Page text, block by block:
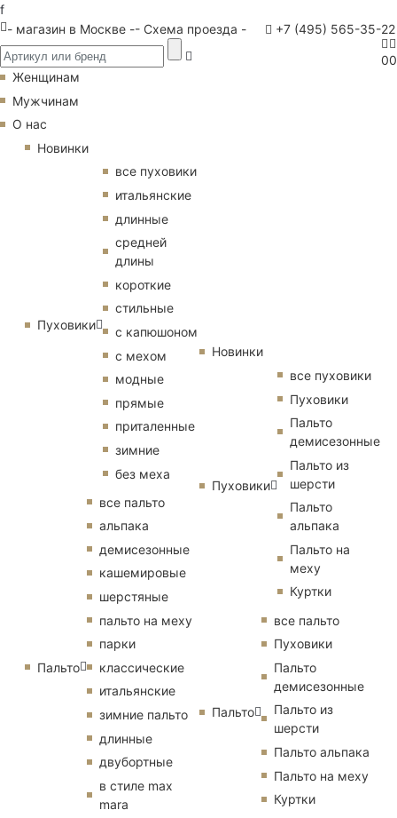
f
- магазин в Москве -- Схема проезда - +7 (495) 565-35-22
00
Женщинам
Мужчинам
О нас
Новинки
Пуховики
все пуховики
итальянские
длинные
средней
длины
короткие
стильные
с капюшоном
с мехом
модные
прямые
приталенные
зимние
без меха
Пальто
все пальто
альпака
демисезонные
кашемировые
шерстяные
пальто на меху
парки
классические
итальянские
зимние пальто
длинные
двубортные
в стиле max
mara
Новинки
Пуховики
все пуховики
Пуховики
Пальто
демисезонные
Пальто из
шерсти
Пальто
альпака
Пальто на
меху
Куртки
Пальто
все пальто
Пуховики
Пальто
демисезонные
Пальто из
шерсти
Пальто альпака
Пальто на меху
Куртки